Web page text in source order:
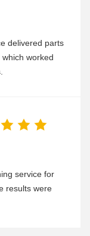
delivered parts
worked
service for
results were